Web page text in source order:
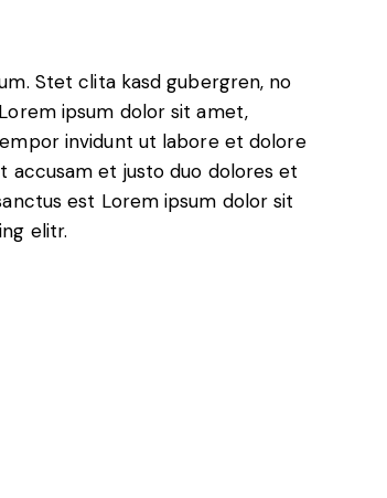
Stet clita kasd gubergren, no
ipsum dolor sit amet,
invidunt ut labore et dolore
accusam et justo duo dolores et
est Lorem ipsum dolor sit
elitr.